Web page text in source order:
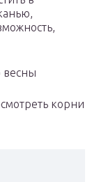
весны
корни